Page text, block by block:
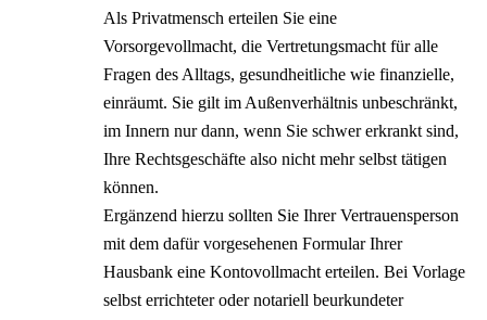
Als Privatmensch erteilen Sie eine
Vorsorgevollmacht, die Vertretungsmacht für alle
Fragen des Alltags, gesundheitliche wie finanzielle,
einräumt. Sie gilt im Außenverhältnis unbeschränkt,
im Innern nur dann, wenn Sie schwer erkrankt sind,
Ihre Rechtsgeschäfte also nicht mehr selbst tätigen
können.
Ergänzend hierzu sollten Sie Ihrer Vertrauensperson
mit dem dafür vorgesehenen Formular Ihrer
Hausbank eine Kontovollmacht erteilen. Bei Vorlage
selbst errichteter oder notariell beurkundeter